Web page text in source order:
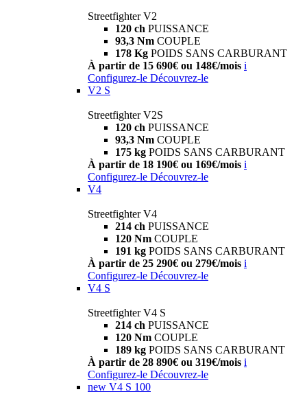
Streetfighter V2
120 ch PUISSANCE
93,3 Nm COUPLE
178 Kg POIDS SANS CARBURANT
À partir de 15 690€ ou 148€/mois i
Configurez-le Découvrez-le
V2 S
Streetfighter V2S
120 ch PUISSANCE
93,3 Nm COUPLE
175 kg POIDS SANS CARBURANT
À partir de 18 190€ ou 169€/mois i
Configurez-le Découvrez-le
V4
Streetfighter V4
214 ch PUISSANCE
120 Nm COUPLE
191 kg POIDS SANS CARBURANT
À partir de 25 290€ ou 279€/mois i
Configurez-le Découvrez-le
V4 S
Streetfighter V4 S
214 ch PUISSANCE
120 Nm COUPLE
189 kg POIDS SANS CARBURANT
À partir de 28 890€ ou 319€/mois i
Configurez-le Découvrez-le
new V4 S 100